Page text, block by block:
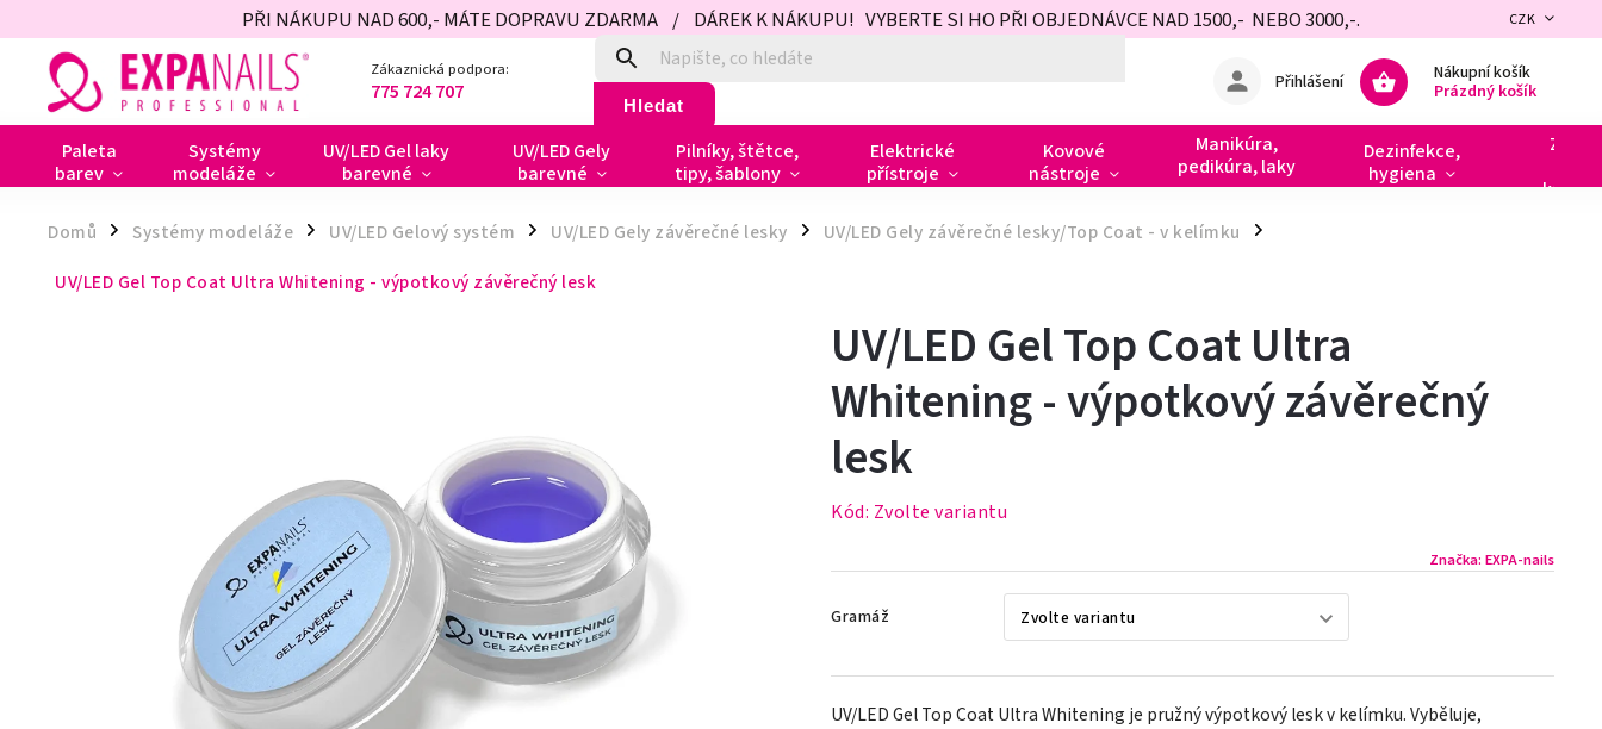
PŘI NÁKUPU NAD 600,- MÁTE DOPRAVU ZDARMA / DÁREK K NÁKUPU! VYBERTE SI HO PŘI OBJEDNÁVCE NAD 1500,- NEBO 3000,-. CZK
Zákaznická podpora:
775 724 707 Hledat
Nákupní košík
Prázdný košík
Přihlášení
Paleta
barev
Systémy
modeláže
UV/LED Gel laky
barevné
UV/LED Gely
barevné
Pilníky, štětce,
tipy, šablony
Elektrické
přístroje
Kovové
nástroje
Manikúra,
pedikúra, laky
Dezinfekce,
hygiena
Domů / Systémy modeláže / UV/LED Gelový systém / UV/LED Gely závěrečné lesky / UV/LED Gely závěrečné lesky/Top Coat - v kelímku
/
UV/LED Gel Top Coat Ultra Whitening - výpotkový závěrečný lesk
UV/LED Gel Top Coat Ultra
Whitening - výpotkový závěrečný
lesk
Kód: Zvolte variantu
Značka: EXPA-nails
Gramáž
UV/LED Gel Top Coat Ultra Whitening je pružný výpotkový lesk v kelímku. Vyběluje,